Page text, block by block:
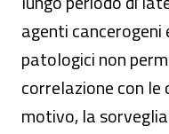
agenti cancerogeni
patologici non
correlazione con
motivo, la